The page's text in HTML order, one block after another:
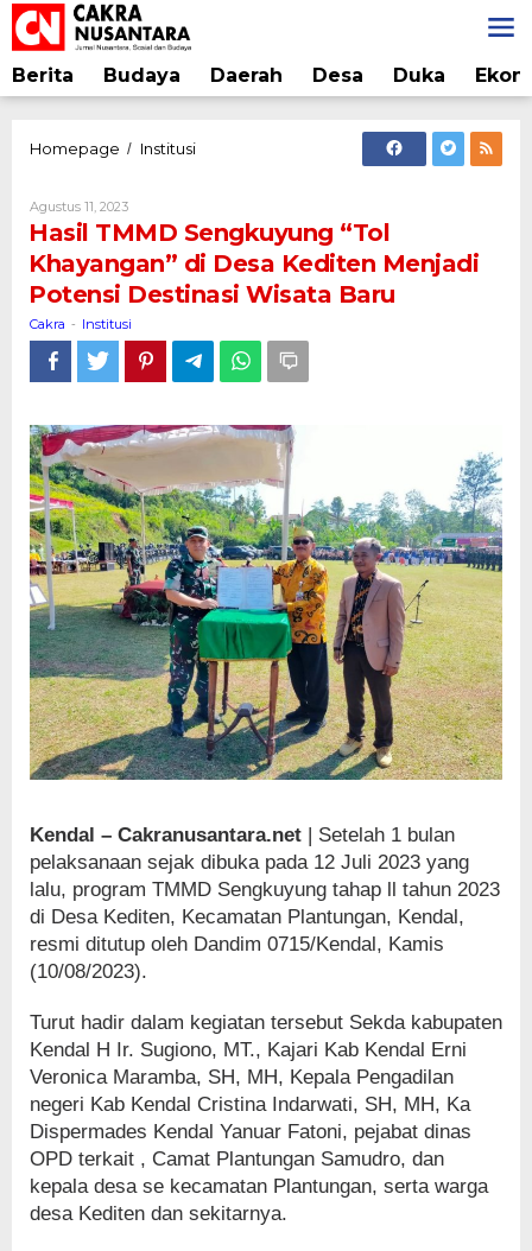
Lewati
ke
konten
Berita Budaya Daerah Desa Duka
Homepage / InstitusiHasil
Khayangan"
di
Desa
Menjadi
Potensi
Destinasi
Baru
Agustus 11, 2023Oleh
Cakra
Hasil TMMD Sengkuyung “Tol
Khayangan” di Desa Kediten Menjadi
Potensi Destinasi Wisata Baru
Cakra - Institusi
Kendal – Cakranusantara.net | Setelah 1 bulan
pelaksanaan sejak dibuka pada 12 Juli 2023 yang
lalu, program TMMD Sengkuyung tahap ll tahun 2023
di Desa Kediten, Kecamatan Plantungan, Kendal,
resmi ditutup oleh Dandim 0715/Kendal, Kamis
(10/08/2023).
Turut hadir dalam kegiatan tersebut Sekda kabupaten
Kendal H Ir. Sugiono, MT., Kajari Kab Kendal Erni
Veronica Maramba, SH, MH, Kepala Pengadilan
negeri Kab Kendal Cristina Indarwati, SH, MH, Ka
Dispermades Kendal Yanuar Fatoni, pejabat dinas
OPD terkait , Camat Plantungan Samudro, dan
kepala desa se kecamatan Plantungan, serta warga
desa Kediten dan sekitarnya.